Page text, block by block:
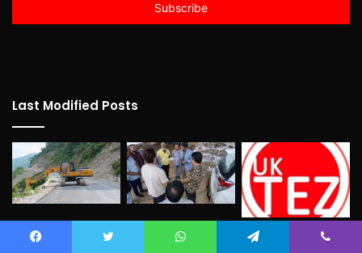
Last Modified Posts